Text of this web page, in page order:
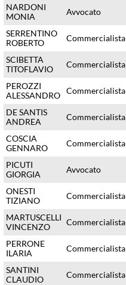
NARDONI
MONIA
Avvocato
SERRENTINO
ROBERTO
Commercialista
SCIBETTA
TITOFLAVIO
Commercialista
PEROZZI
ALESSANDRO Commercialista
DE SANTIS
ANDREA
Commercialista
COSCIA
GENNARO
Commercialista
PICUTI
GIORGIA
Avvocato
ONESTI
TIZIANO
Commercialista
MARTUSCELLI
VINCENZO
Commercialista
PERRONE
ILARIA
Commercialista
SANTINI
CLAUDIO
Commercialista